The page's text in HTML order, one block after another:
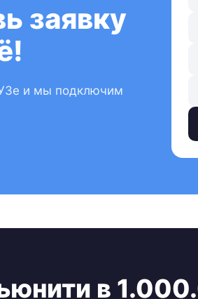
заявку
и мы подключим
в